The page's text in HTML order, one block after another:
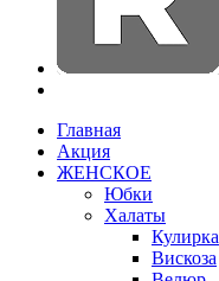
Главная
Акция
ЖЕНСКОЕ
Юбки
Халаты
Кулирка
Вискоза